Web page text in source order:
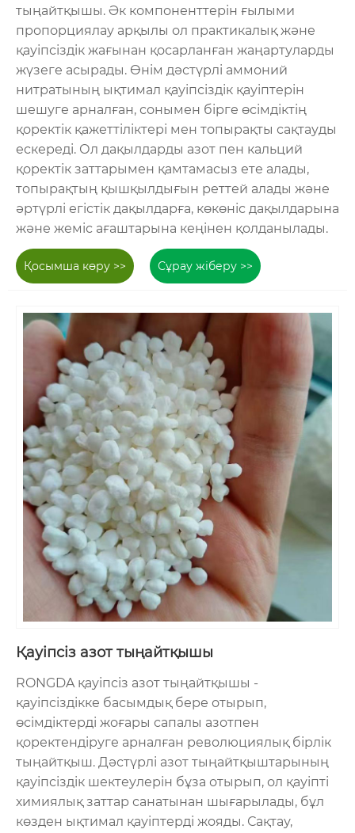
тыңайтқышы. Әк компоненттерін ғылыми
пропорциялау арқылы ол практикалық және
қауіпсіздік жағынан қосарланған жаңартуларды
жүзеге асырады. Өнім дәстүрлі аммоний
нитратының ықтимал қауіпсіздік қауіптерін
шешуге арналған, сонымен бірге өсімдіктің
қоректік қажеттіліктері мен топырақты сақтауды
ескереді. Ол дақылдарды азот пен кальций
қоректік заттарымен қамтамасыз ете алады,
топырақтың қышқылдығын реттей алады және
әртүрлі егістік дақылдарға, көкөніс дақылдарына
және жеміс ағаштарына кеңінен қолданылады.
Қосымша көру >> Сұрау жіберу >>
Қауіпсіз азот тыңайтқышы
RONGDA қауіпсіз азот тыңайтқышы -
қауіпсіздікке басымдық бере отырып,
өсімдіктерді жоғары сапалы азотпен
қоректендіруге арналған революциялық бірлік
тыңайтқыш. Дәстүрлі азот тыңайтқыштарының
қауіпсіздік шектеулерін бұза отырып, ол қауіпті
химиялық заттар санатынан шығарылады, бұл
көзден ықтимал қауіптерді жояды. Сақтау,